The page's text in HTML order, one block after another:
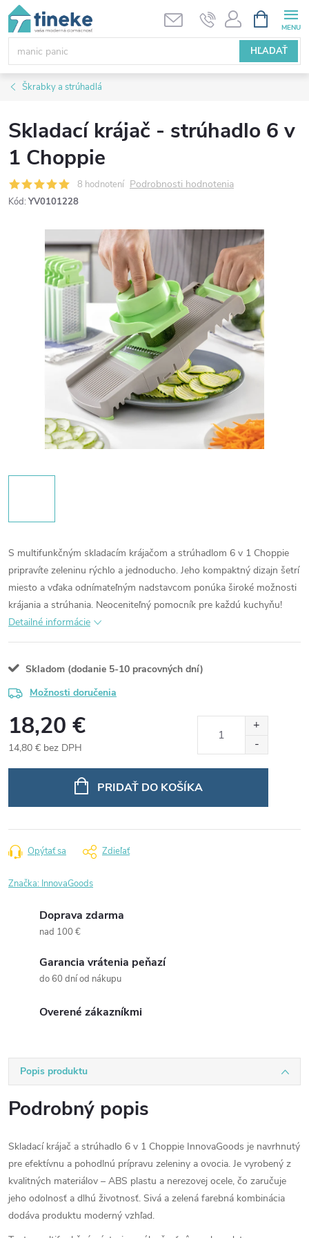
Prejsť
obsah
HĽADAŤ
KOŠÍK
Škrabky a strúhadlá
Skladací krájač - strúhadlo 6 v
1 Choppie
8 hodnotení Podrobnosti hodnotenia
Kód: YV0101228
S multifunkčným skladacím krájačom a strúhadlom 6 v 1 Choppie
pripravíte zeleninu rýchlo a jednoducho. Jeho kompaktný dizajn šetrí
miesto a vďaka odnímateľným nadstavcom ponúka široké možnosti
krájania a strúhania. Neoceniteľný pomocník pre každú kuchyňu!
Detailné informácie
Skladom (dodanie 5-10 pracovných dní)
Možnosti doručenia
18,20 €
14,80 € bez DPH
PRIDAŤ DO KOŠÍKA
Opýtať sa Zdieľať
Značka: InnovaGoods
Doprava zdarma
nad 100 €
Garancia vrátenia peňazí
do 60 dní od nákupu
Overené zákazníkmi
Popis produktu
Podrobný popis
Skladací krájač a strúhadlo 6 v 1 Choppie InnovaGoods je navrhnutý
pre efektívnu a pohodlnú prípravu zeleniny a ovocia. Je vyrobený z
kvalitných materiálov – ABS plastu a nerezovej ocele, čo zaručuje
jeho odolnosť a dlhú životnosť. Sivá a zelená farebná kombinácia
dodáva produktu moderný vzhľad.